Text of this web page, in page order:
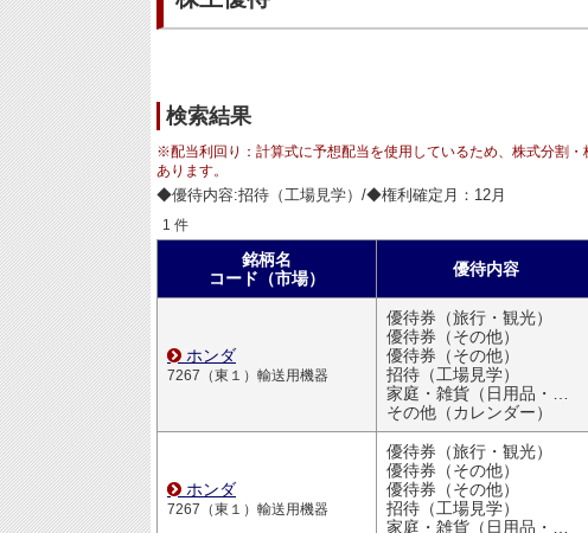
検索結果
※配当利回り：計算式に予想配当を使用しているため、株式分割
あります。
◆優待内容:招待（工場見学）/◆権利確定月：12月
1 件
銘柄名
コード（市場）
優待内容
ホンダ
7267（東１）輸送用機器
優待券（旅行・観光）
優待券（その他）
優待券（その他）
招待（工場見学）
家庭・雑貨（日用品・文房具）
その他（カレンダー）
ホンダ
7267（東１）輸送用機器
優待券（旅行・観光）
優待券（その他）
優待券（その他）
招待（工場見学）
家庭・雑貨（日用品・文房具）